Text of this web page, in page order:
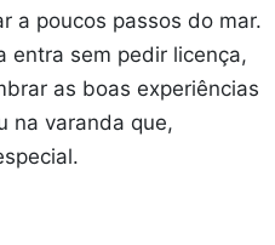
a poucos passos do mar.
entra sem pedir licença,
as boas experiências
na varanda que,